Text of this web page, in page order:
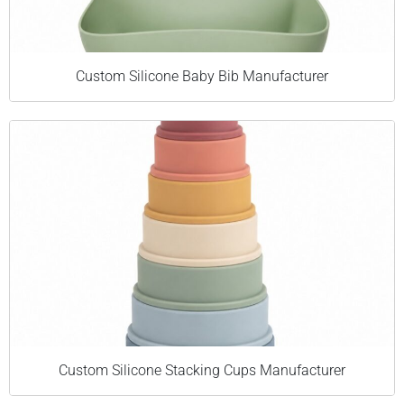
Custom Silicone Baby Bib Manufacturer
Custom Silicone Stacking Cups Manufacturer